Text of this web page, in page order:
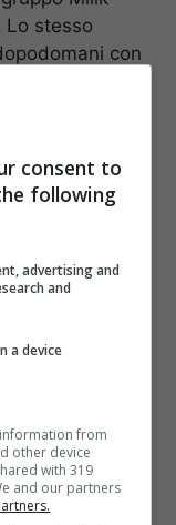
Lo stesso
con
si è
l’esterno
di un fastidio
dovesse
con Allegri
Cambiaso o
riguardo
rientrare
consent to
following
advertising and
and
a device
from
other device
with 319
and our partners